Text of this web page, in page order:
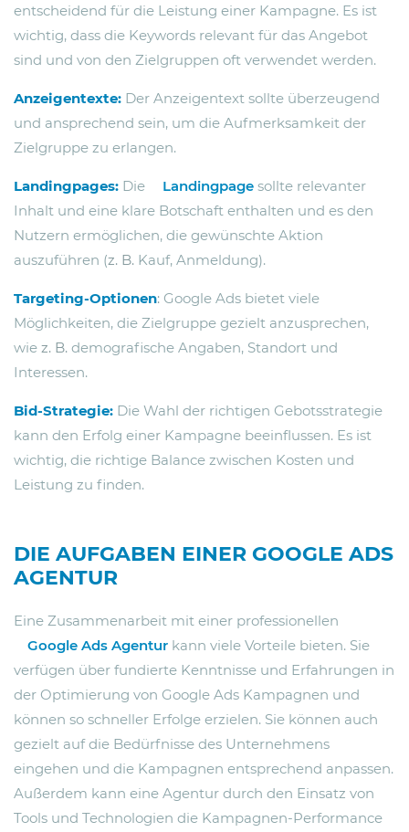
entscheidend für die Leistung einer Kampagne. Es ist
wichtig, dass die Keywords relevant für das Angebot
sind und von den Zielgruppen oft verwendet werden.
Anzeigentexte: Der Anzeigentext sollte überzeugend
und ansprechend sein, um die Aufmerksamkeit der
Zielgruppe zu erlangen.
Landingpages: Die Landingpage sollte relevanter
Inhalt und eine klare Botschaft enthalten und es den
Nutzern ermöglichen, die gewünschte Aktion
auszuführen (z. B. Kauf, Anmeldung).
Targeting-Optionen: Google Ads bietet viele
Möglichkeiten, die Zielgruppe gezielt anzusprechen,
wie z. B. demografische Angaben, Standort und
Interessen.
Bid-Strategie: Die Wahl der richtigen Gebotsstrategie
kann den Erfolg einer Kampagne beeinflussen. Es ist
wichtig, die richtige Balance zwischen Kosten und
Leistung zu finden.
DIE AUFGABEN EINER GOOGLE ADS
AGENTUR
Eine Zusammenarbeit mit einer professionellen
Google Ads Agentur kann viele Vorteile bieten. Sie
verfügen über fundierte Kenntnisse und Erfahrungen in
der Optimierung von Google Ads Kampagnen und
können so schneller Erfolge erzielen. Sie können auch
gezielt auf die Bedürfnisse des Unternehmens
eingehen und die Kampagnen entsprechend anpassen.
Außerdem kann eine Agentur durch den Einsatz von
Tools und Technologien die Kampagnen-Performance